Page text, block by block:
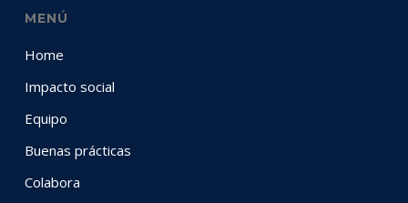
MENÚ
Home
Impacto social
Equipo
Buenas prácticas
Colabora